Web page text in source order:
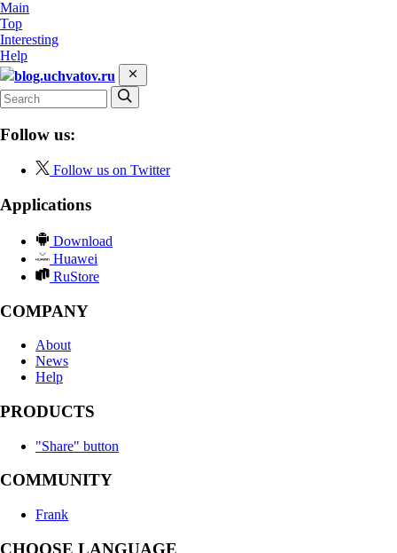
Main
Top
Interesting
Help
blog.uchvatov.ru
Follow us:
Follow us on Twitter
Applications
Download
Huawei
RuStore
COMPANY
About
News
Help
PRODUCTS
"Share" button
COMMUNITY
Frank
CHOOSE LANGUAGE